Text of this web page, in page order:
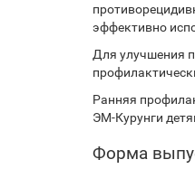
эффективно
Для улучшения
Ранняя
ЭМ-Курунги
Форма